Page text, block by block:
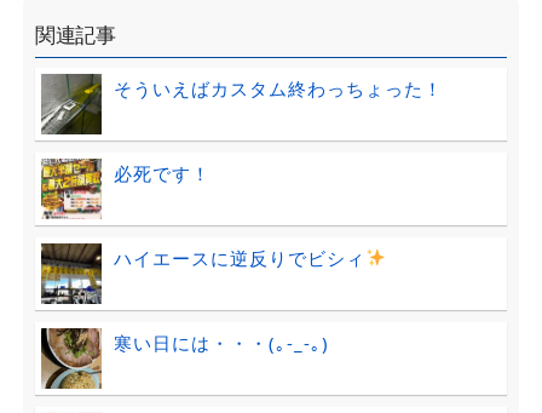
関連記事
そういえばカスタム終わっちょった！
必死です！
ハイエースに逆反りでビシィ
寒い日には・・・(｡-_-｡)